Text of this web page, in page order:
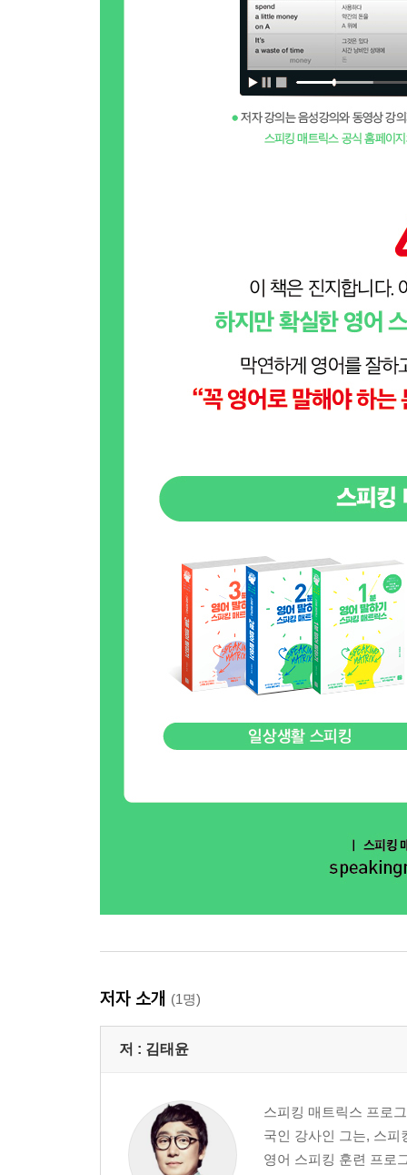
저자 소개 (1명)
저 : 김태윤
스피킹 매트릭스 프로
국인 강사인 그는, 스피
영어 스피킹 훈련 프로